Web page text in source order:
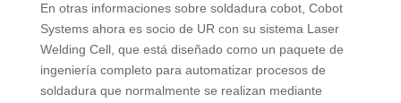
En otras informaciones sobre soldadura cobot, Cobot
Systems ahora es socio de UR con su sistema Laser
Welding Cell, que está diseñado como un paquete de
ingeniería completo para automatizar procesos de
soldadura que normalmente se realizan mediante